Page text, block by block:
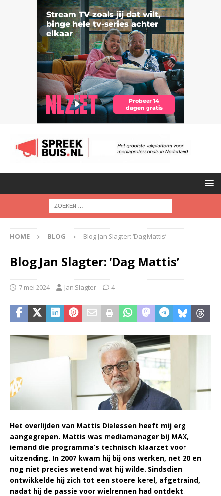
HOME BLOG Blog Jan Slagter: ‘Dag Mattis’
Blog Jan Slagter: ‘Dag Mattis’
7 mei 2024 Jan Slagter 4
Het overlijden van Mattis Dielessen heeft mij erg
aangegrepen. Mattis was mediamanager bij MAX,
iemand die programma’s technisch klaarzet voor
uitzending. In 2007 kwam hij bij ons werken, net 20 en
nog niet precies wetend wat hij wilde. Sindsdien
ontwikkelde hij zich tot een stoere kerel, afgetraind,
nadat hij de passie voor wielrennen had ontdekt.